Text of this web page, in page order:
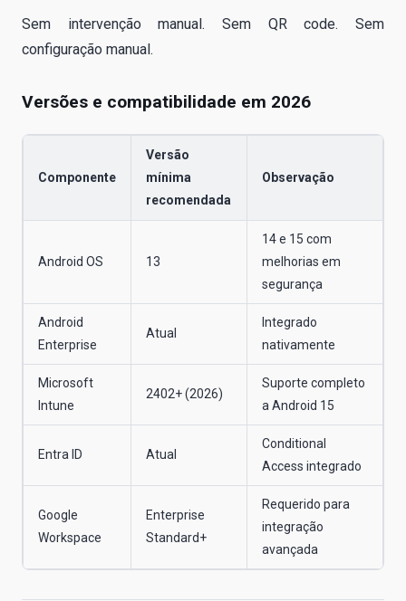
Sem intervenção manual. Sem QR code. Sem
configuração manual.
Versões e compatibilidade em 2026
Componente
Versão
mínima
recomendada
Observação
Android OS 13
14 e 15 com
melhorias em
segurança
Android
Enterprise
Atual
Integrado
nativamente
Microsoft
Intune
2402+ (2026)
Suporte completo
a Android 15
Entra ID Atual
Conditional
Access integrado
Google
Workspace
Enterprise
Standard+
Requerido para
integração
avançada